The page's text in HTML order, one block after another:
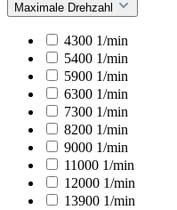
Maximale Drehzahl
4300 1/min
5400 1/min
5900 1/min
6300 1/min
7300 1/min
8200 1/min
9000 1/min
11000 1/min
12000 1/min
13900 1/min